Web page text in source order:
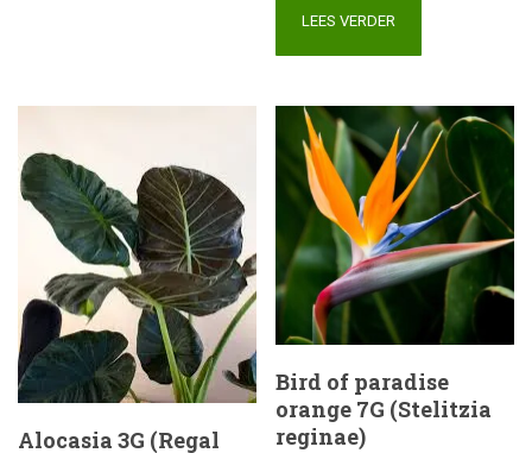
LEES VERDER
Alocasia 3G (Regal
Bird of paradise
orange 7G (Stelitzia
reginae)